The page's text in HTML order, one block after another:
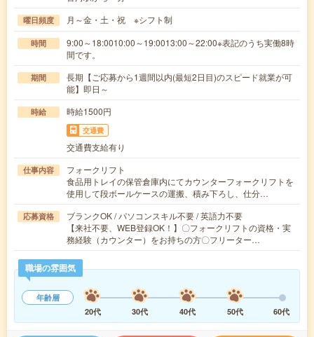
曜日頻度 月～金・土・祝 ※シフト制
時間
9:00～18:0010:00～19:0013:00～22:00※表記のうち実働8時
間です。
期間
長期【ご応募から1週間以内(最短2日目)のスピード就業が可
能】即日～
時給 時給1500円
交通費
交通費支給有り
仕事内容
フォークリフト
食品用トレイの保管倉庫内にてカウンターフォークリフトを
使用して段ボールケースの運搬、積み下ろし、仕分…
応募資格
ブランクOK / パソコンスキル不要 / 英語力不要
【来社不要、WEB登録OK！】〇フォークリフトの資格・実
務経験（カウンター）をお持ちの方〇フリーター…
職場の雰囲気
年齢層
20代
30代 40代 50代 60代